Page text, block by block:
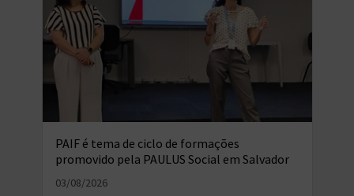
PAIF é tema de ciclo de formações
promovido pela PAULUS Social em Salvador
03/08/2026